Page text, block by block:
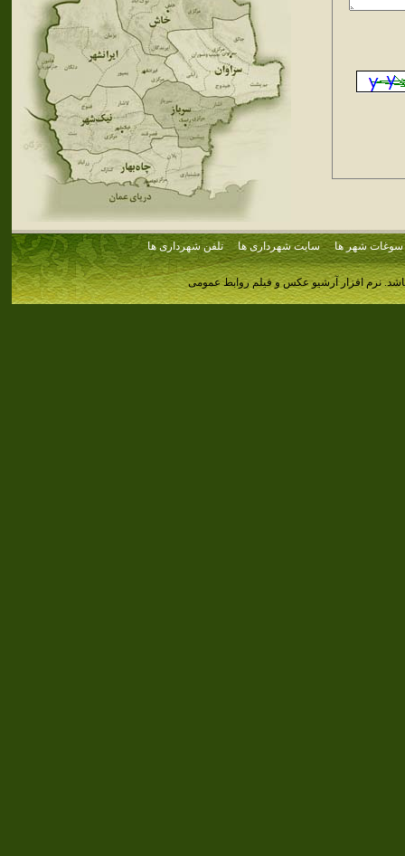
سوغات شهر ها سایت شهرداری ها تلفن شهرداری ها
نرم افزار آرشیو عکس و فیلم روابط عمومی